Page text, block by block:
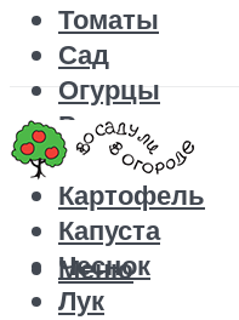
Томаты
Сад
Огурцы
Рецепты
Перец
Картофель
Капуста
Чеснок
Лук
Меню